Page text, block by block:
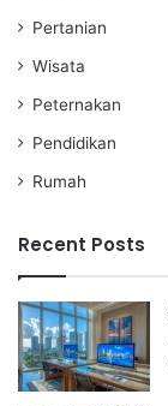
Pertanian
Wisata
Peternakan
Pendidikan
Rumah
Recent Posts